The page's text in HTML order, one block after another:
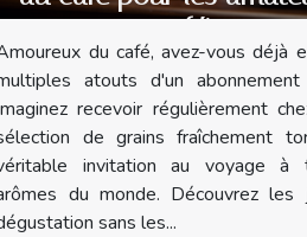
caféine
du café, avez-vous déjà
atouts d'un
recevoir régulièrement
de grains fraîchement
invitation au voyage à
du monde. Découvrez
sans les...